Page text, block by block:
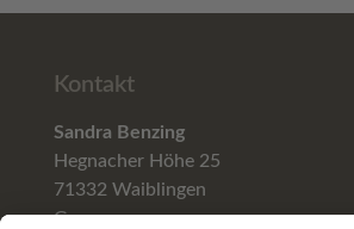
Kontakt
Sandra Benzing
Hegnacher Höhe 25
71332 Waiblingen
Germany